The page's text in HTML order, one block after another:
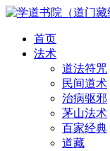
首页
法术
道法符咒
民间道术
治病驱邪
茅山法术
百家经典
道藏